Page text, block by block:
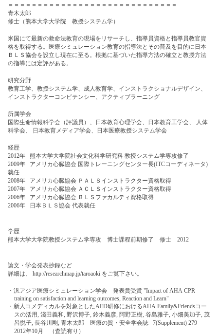
＝＝＝＝＝＝＝＝＝＝＝＝＝＝＝＝＝＝＝＝＝＝＝＝＝＝＝＝＝
青木太郎
修士（熊本大学大学院 教授システム学）
米国にて最新の救命法教育の現場をリサーチし、指導員資格と指導員教官資
格を取得する。医療シミュレーション教育の指導法とその普及を目的に日本
ＢＬＳ協会を設立し現在に至る。根拠に基づいた指導方法の確立と教授方法
の指導には定評がある。
研究分野
教育工学、教授システム学、成人教育学、インストラクショナルデザイン、
インストラクターコンピテンシー、アクティブラーニング
所属学会
国際生命情報科学会（評議員）、日本教育心理学会、日本教育工学会、 人体
科学会、 日本教育メディア学会、日本医療教授システム学会
経歴
2012年 熊本大学大学院社会文化科学研究科 教授システム学専攻修了
2009年 アメリカ心臓協会 国際トレーニングセンター長(ITCコーディネータ)
就任
2008年 アメリカ心臓協会 ＰＡＬＳインストラクター資格取得
2007年 アメリカ心臓協会 ＡＣＬＳインストラクター資格取得
2006年 アメリカ心臓協会 ＢＬＳファカルティ資格取得
2006年 日本ＢＬＳ協会 代表就任
学歴
熊本大学大学院教授システム学専攻 博士課程前期修了 修士 2012
論文・学会発表抄録など
詳細は、 http://researchmap.jp/taroaoki をご覧下さい。
・汎アジア医療シミュレーション学会 発表賞受賞 "Impact of AHA CPR
training on satisfaction and learning outcomes, Reaction and Learn"
・新人コメディカルを対象としたAED研修におけるAHA Family&Friendsコー
スの活用, 淺田義和, 野沢博子, 鈴木義彦, 阿野正樹, 谷島雅子, 小畑美加子, 茂
呂悦子, 長谷川剛, 青木太郎 医療の質・安全学会誌 7(Supplement) 279
2012年10月 （査読有り）